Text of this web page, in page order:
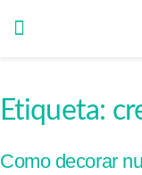
Etiqueta:
Como decorar